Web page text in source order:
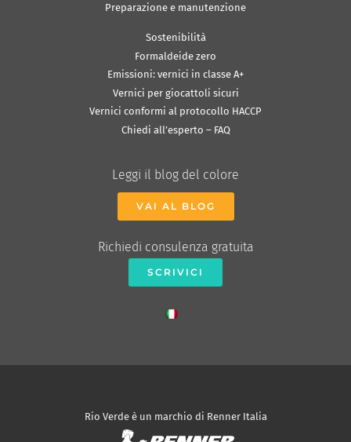
Preparazione e manutenzione
Sostenibilità
Formaldeide zero
Emissioni: vernici in classe A+
Vernici per giocattoli sicuri
Vernici conformi al protocollo HACCP
Chiedi all’esperto – FAQ
Leggi il blog del colore
VAI AL BLOG
Richiedi consulenza gratuita
SCRIVICI
Rio Verde è un marchio di Renner Italia